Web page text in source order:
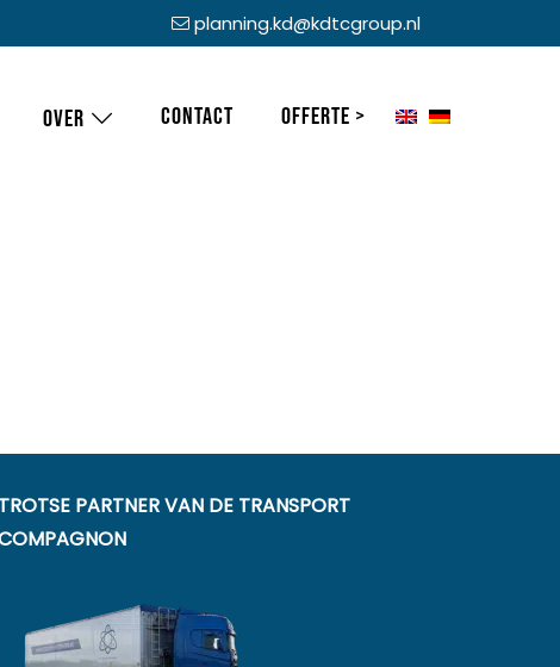
planning.kd@kdtcgroup.nl
Over Contact Offerte >
TROTSE PARTNER VAN DE TRANSPORT